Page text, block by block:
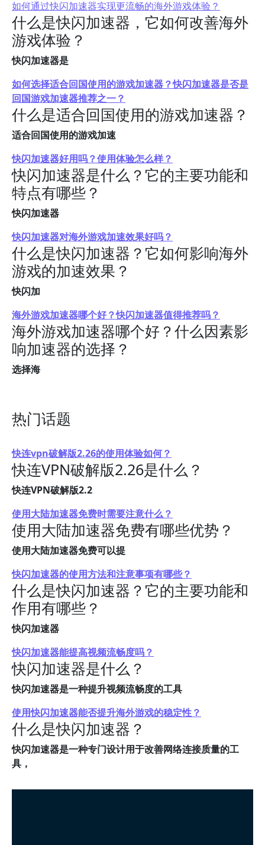
如何通过快闪加速器实现更流畅的海外游戏体验？
什么是快闪加速器，它如何改善海外
游戏体验？
快闪加速器是
如何选择适合回国使用的游戏加速器？快闪加速器是否是
回国游戏加速器推荐之一？
什么是适合回国使用的游戏加速器？
适合回国使用的游戏加速
快闪加速器好用吗？使用体验怎么样？
快闪加速器是什么？它的主要功能和
特点有哪些？
快闪加速器
快闪加速器对海外游戏加速效果好吗？
什么是快闪加速器？它如何影响海外
游戏的加速效果？
快闪加
海外游戏加速器哪个好？快闪加速器值得推荐吗？
海外游戏加速器哪个好？什么因素影
响加速器的选择？
选择海
热门话题
快连vpn破解版2.26的使用体验如何？
快连VPN破解版2.26是什么？
快连VPN破解版2.2
使用大陆加速器免费时需要注意什么？
使用大陆加速器免费有哪些优势？
使用大陆加速器免费可以提
快闪加速器的使用方法和注意事项有哪些？
什么是快闪加速器？它的主要功能和
作用有哪些？
快闪加速器
快闪加速器能提高视频流畅度吗？
快闪加速器是什么？
快闪加速器是一种提升视频流畅度的工具
使用快闪加速器能否提升海外游戏的稳定性？
什么是快闪加速器？
快闪加速器是一种专门设计用于改善网络连接质量的工
具，